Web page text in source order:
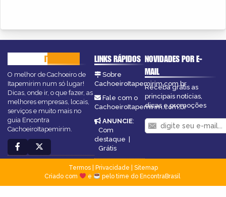
ITAPEMIRIM
O melhor de Cachoeiro de
Itapemirim num só lugar!
Dicas, onde ir, o que fazer, as
melhores empresas, locais,
serviços e muito mais no
guia Encontra
CachoeiroItapemirim.
LINKS RÁPIDOS
Sobre
CachoeiroItapemirim.com.br
Fale com o
CachoeiroItapemirim.com.br
ANUNCIE:
Com
destaque |
Grátis
NOVIDADES POR E-
MAIL
Receba grátis as
principais notícias,
dicas e promoções
Termos| Privacidade
Sitemap
Criado com
e pelo time do EncontraBrasil